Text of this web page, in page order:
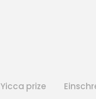
Yicca prize